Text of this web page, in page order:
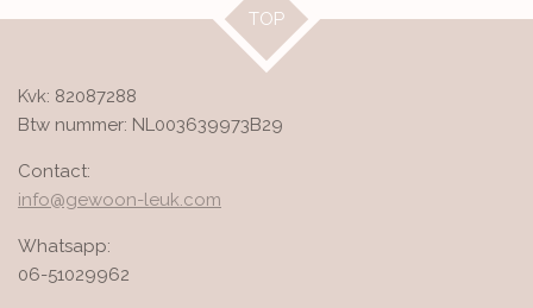
TOP
Kvk: 82087288
Btw nummer: NL003639973B29
Contact:
info@gewoon-leuk.com
Whatsapp:
06-51029962